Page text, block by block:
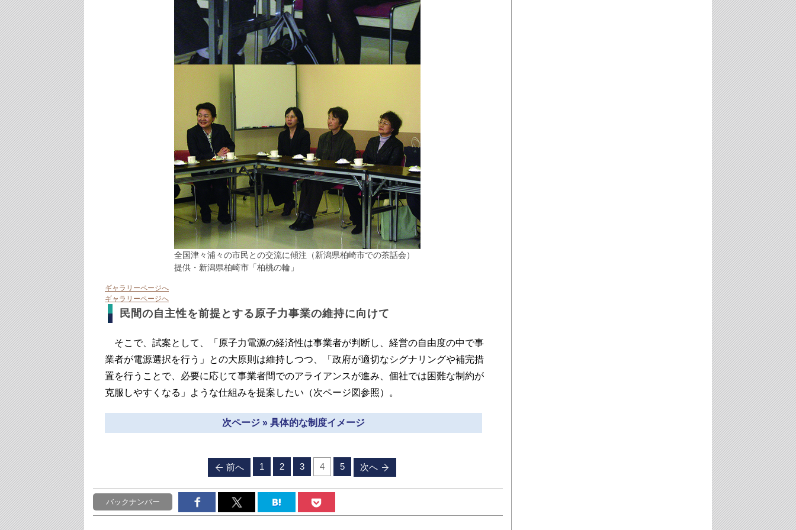
全国津々浦々の市民との交流に傾注（新潟県柏崎市での茶話会）
提供・新潟県柏崎市「柏桃の輪」
ギャラリーページへ
ギャラリーページへ
民間の自主性を前提とする原子力事業の維持に向けて
そこで、試案として、「原子力電源の経済性は事業者が判断し、経営の自由度の中で事
業者が電源選択を行う」との大原則は維持しつつ、「政府が適切なシグナリングや補完措
置を行うことで、必要に応じて事業者間でのアライアンスが進み、個社では困難な制約が
克服しやすくなる」ような仕組みを提案したい（次ページ図参照）。
次ページ » 具体的な制度イメージ
前へ 1 2 3 4 5 次へ
バックナンバー